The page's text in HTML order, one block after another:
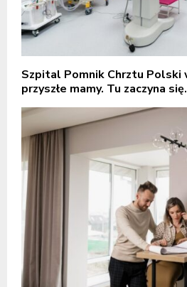
Szpital Pomnik Chrztu Polski
przyszłe mamy. Tu zaczyna